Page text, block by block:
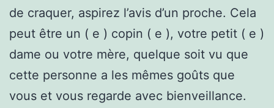
de craquer, aspirez l’avis d’un proche. Cela
peut être un ( e ) copin ( e ), votre petit ( e )
dame ou votre mère, quelque soit vu que
cette personne a les mêmes goûts que
vous et vous regarde avec bienveillance.